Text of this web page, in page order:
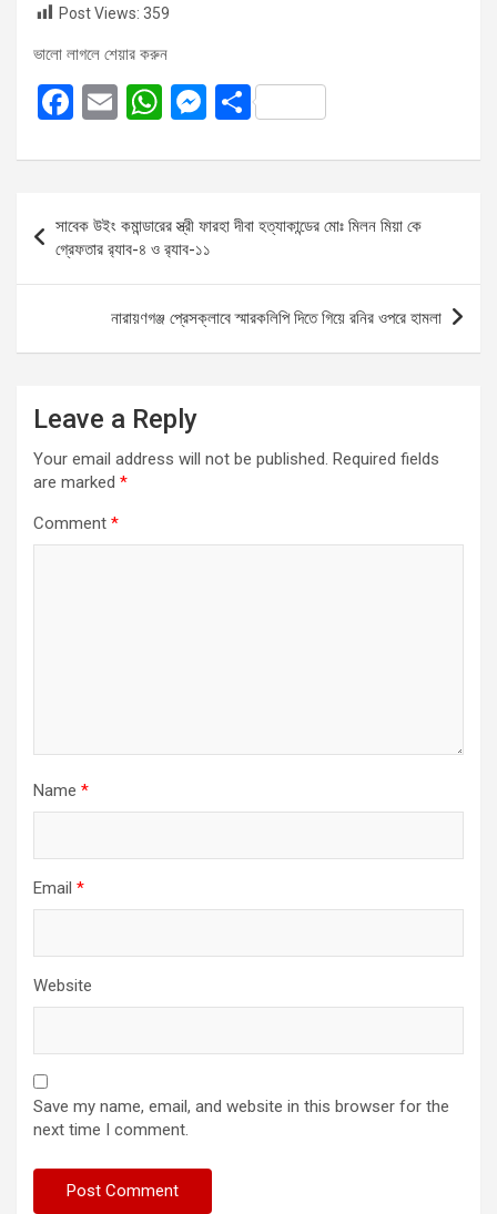
Post Views: 359
ভালো লাগলে শেয়ার করুন
F
ce
o
o
E
ail
W
at
A
p
p
M
se
g
er
S
ar
navigation
সাবেক উইং কমান্ডারের স্ত্রী ফারহা দীবা হত্যাকান্ডের মোঃ মিলন মিয়া কে
গ্রেফতার র‍্যাব-৪ ও র‍্যাব-১১
নারায়ণগঞ্জ প্রেসক্লাবে স্মারকলিপি দিতে গিয়ে রনির ওপরে হামলা
Leave a Reply
Your email address will not be published. Required fields
are marked *
Comment *
Name *
Email *
Website
Save my name, email, and website in this browser for the
next time I comment.